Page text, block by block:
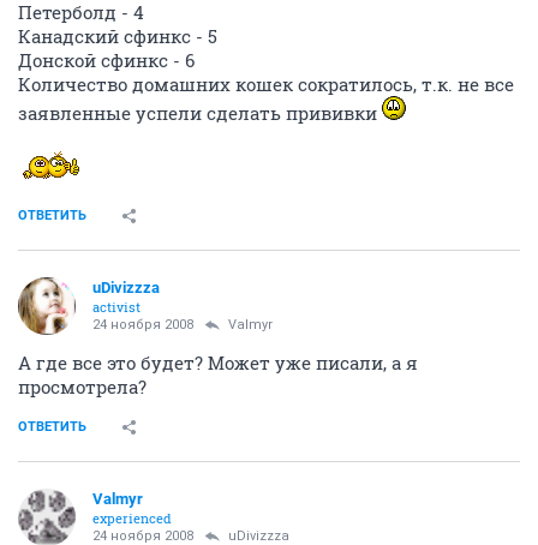
Петерболд - 4
Канадский сфинкс - 5
Донской сфинкс - 6
Количество домашних кошек сократилось, т.к. не все
заявленные успели сделать прививки
ОТВЕТИТЬ
uDivizzza
activist
24 ноября 2008 Valmyr
А где все это будет? Может уже писали, а я
просмотрела?
ОТВЕТИТЬ
Valmyr
experienced
24 ноября 2008 uDivizzza